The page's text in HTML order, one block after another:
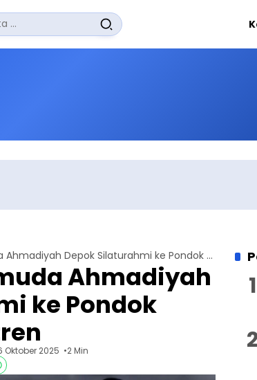
Jelang Tasyakur, Pemuda Ahmadiyah Depok Silaturahmi ke Pondok Pesantren
Ahmadiyah
ke Pondok
Oktober 2025 2 Min